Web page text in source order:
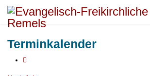
Terminkalender